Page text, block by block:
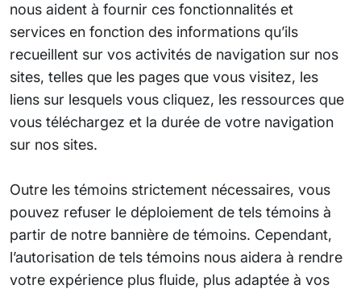
nous aident à fournir ces fonctionnalités et
services en fonction des informations qu’ils
recueillent sur vos activités de navigation sur nos
sites, telles que les pages que vous visitez, les
liens sur lesquels vous cliquez, les ressources que
vous téléchargez et la durée de votre navigation
sur nos sites.
Outre les témoins strictement nécessaires, vous
pouvez refuser le déploiement de tels témoins à
partir de notre bannière de témoins. Cependant,
l’autorisation de tels témoins nous aidera à rendre
votre expérience plus fluide, plus adaptée à vos